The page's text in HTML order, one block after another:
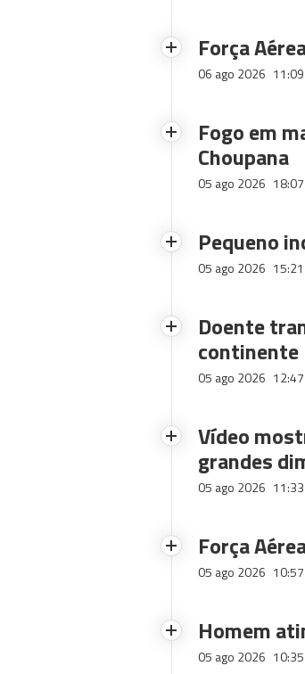
Força
06 ago 2026 11:09
Fogo em
Choupana
05 ago 2026 18:07
Pequeno
05 ago 2026 15:21
Doente
continente
05 ago 2026 12:47
Vídeo
grandes
05 ago 2026 11:33
Força
05 ago 2026 10:57
Homem
05 ago 2026 10:35